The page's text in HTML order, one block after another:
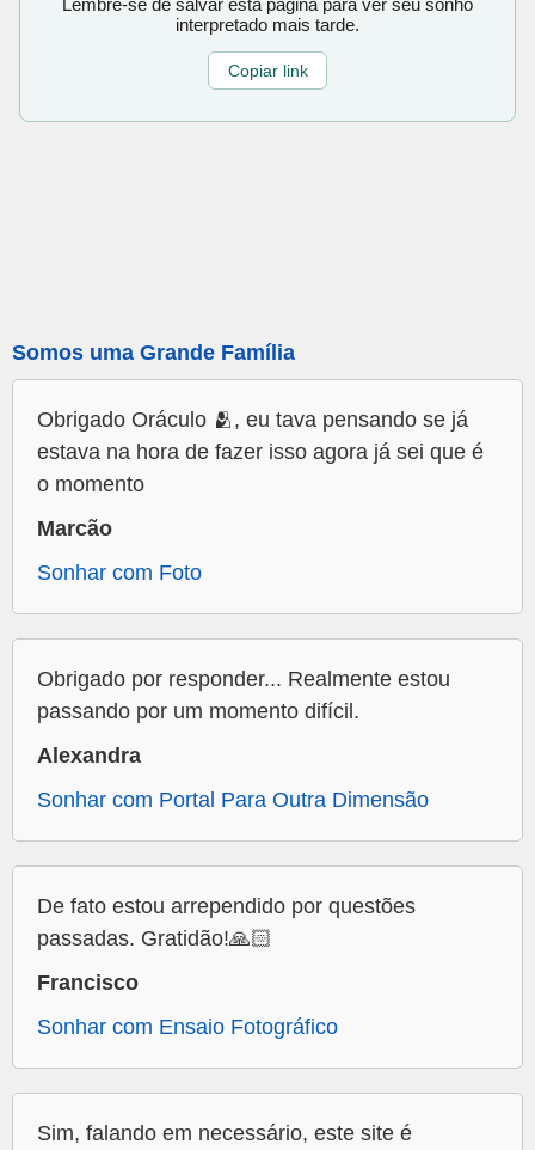
Lembre-se de salvar esta página para ver seu sonho
interpretado mais tarde.
Copiar link
Somos uma Grande Família
Obrigado Oráculo 🫂, eu tava pensando se já
estava na hora de fazer isso agora já sei que é
o momento
Marcão
Sonhar com Foto
Obrigado por responder... Realmente estou
passando por um momento difícil.
Alexandra
Sonhar com Portal Para Outra Dimensão
De fato estou arrependido por questões
passadas. Gratidão!🙏🏻
Francisco
Sonhar com Ensaio Fotográfico
Sim, falando em necessário, este site é